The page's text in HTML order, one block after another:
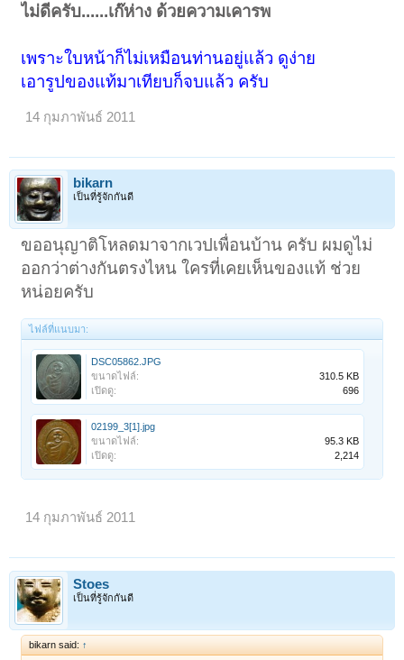
ไม่ดีครับ......เก๊ห่าง ด้วยความเคารพ
เพราะใบหน้าก็ไม่เหมือนท่านอยู่แล้ว ดูง่าย
เอารูปของแท้มาเทียบก็จบแล้ว ครับ
14 กุมภาพันธ์ 2011
bikarn
เป็นที่รู้จักกันดี
ขออนุญาติโหลดมาจากเวปเพื่อนบ้าน ครับ ผมดูไม่
ออกว่าต่างกันตรงไหน ใครที่เคยเห็นของแท้ ช่วย
หน่อยครับ
ไฟล์ที่แนบมา:
DSC05862.JPG
ขนาดไฟล์:
310.5 KB
เปิดดู:
696
02199_3[1].jpg
ขนาดไฟล์:
95.3 KB
เปิดดู:
2,214
14 กุมภาพันธ์ 2011
Stoes
เป็นที่รู้จักกันดี
bikarn said: ↑